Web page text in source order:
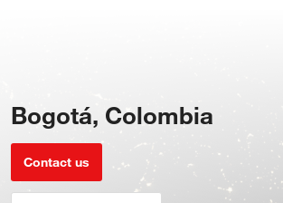
Bogotá, Colombia
Contact us